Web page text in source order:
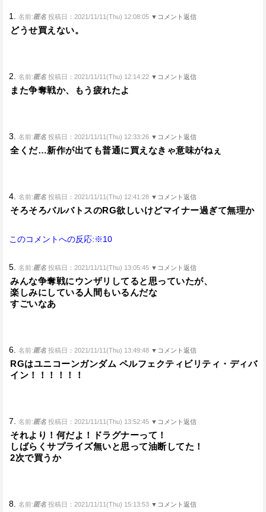
1. 名前:匿名 投稿日：2021/11/11(Thu) 12:08:05 ▼コメント返信
どうせ買えない。
2. 名前:匿名 投稿日：2021/11/11(Thu) 12:14:22 ▼コメント返信
また争奪戦か、もう疲れたよ
3. 名前:匿名 投稿日：2021/11/11(Thu) 12:33:26 ▼コメント返信
全くだ…新作が出ても普通に買えなきゃ意味がねぇ
4. 名前:匿名 投稿日：2021/11/11(Thu) 12:41:28 ▼コメント返信
そろそろバルバトスのRG欲しいけどマイナー過ぎて無理か
このコメントへの反応:※10
5. 名前:匿名 投稿日：2021/11/11(Thu) 13:05:45 ▼コメント返信
みんな争奪戦にウンザリしてると思っていたが、
楽しみにしている人間もいるんだな
すごいなあ
6. 名前:匿名 投稿日：2021/11/11(Thu) 13:49:48 ▼コメント返信
RGはユニコーンガンダム ペルフェクティビリティ・ディバ
イン！！！！！！
7. 名前:匿名 投稿日：2021/11/11(Thu) 13:52:45 ▼コメント返信
それより！何だよ！ドラグナーって！
しばらくサプライズ無いと思って油断してた！
2次で買うか
8. 名前:匿名 投稿日：2021/11/11(Thu) 15:13:53 ▼コメント返信